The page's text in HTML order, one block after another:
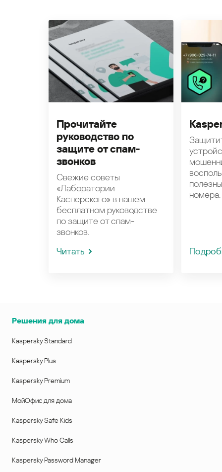
Прочитайте
руководство по
защите от спам-
звонков
Свежие советы
«Лаборатории
Касперского» в нашем
бесплатном руководстве
по защите от спам-
звонков.
Читать
номера.
Решения для дома
Kaspersky Standard
Kaspersky Plus
Kaspersky Premium
МойОфис для дома
Kaspersky Safe Kids
Kaspersky Who Calls
Kaspersky Password Manager